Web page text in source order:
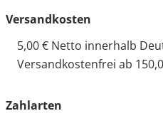
Versandkosten
5,00 € Netto innerhalb
Versandkostenfrei ab
Zahlarten